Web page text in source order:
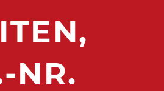
K
9